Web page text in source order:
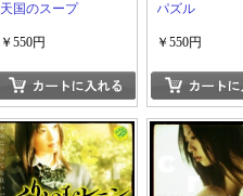
天国のスープ
￥550円
パズル
￥550円